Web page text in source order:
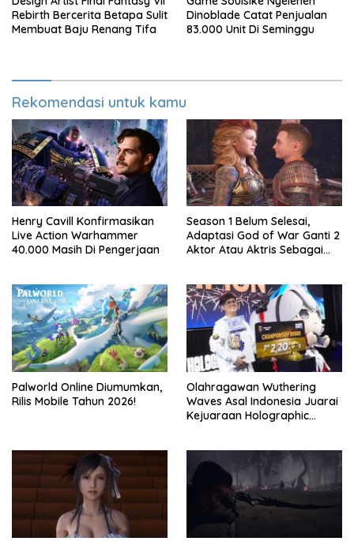
Rebirth Bercerita Betapa Sulit
Membuat Baju Renang Tifa
Dinoblade Catat Penjualan
83.000 Unit Di Seminggu
Rekomendasi untuk kamu
Henry Cavill Konfirmasikan
Live Action Warhammer
40.000 Masih Di Pengerjaan
Season 1 Belum Selesai,
Adaptasi God of War Ganti 2
Aktor Atau Aktris Sebagai
Palworld Online Diumumkan,
Rilis Mobile Tahun 2026!
Olahragawan Wuthering
Waves Asal Indonesia Juarai
Kejuaraan Holographic